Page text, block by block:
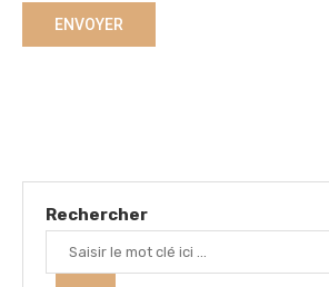
Rechercher